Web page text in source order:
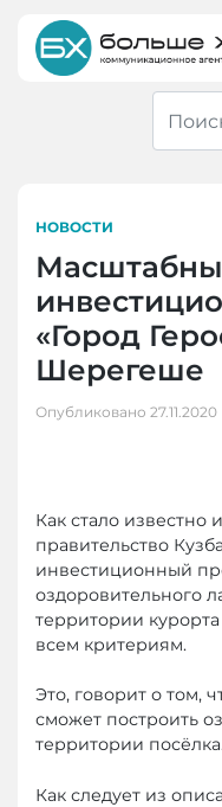
content
НОВОСТИ
«Город
Шерегеше
Опубликовано 27.11.2020
Как стало известно
правительство
инвестиционный
оздоровительного
территории
всем критериям.
Это, говорит о том,
сможет построить
территории
Как следует из